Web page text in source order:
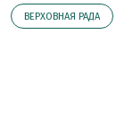
ВЕРХОВНАЯ РАДА